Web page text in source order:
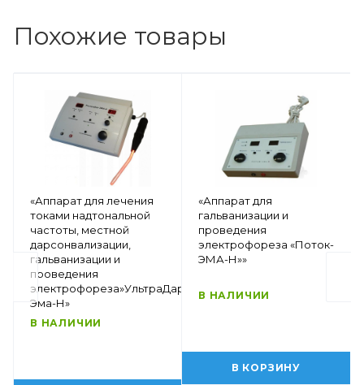
Похожие товары
«Аппарат для лечения
токами надтональной
частоты, местной
дарсонвализации,
гальванизации и
проведения
электрофореза»УльтраДар-
Эма-Н»
В НАЛИЧИИ
«Аппарат для
гальванизации и
проведения
электрофореза «Поток-
ЭМА-Н»»
В НАЛИЧИИ
В КОРЗИНУ